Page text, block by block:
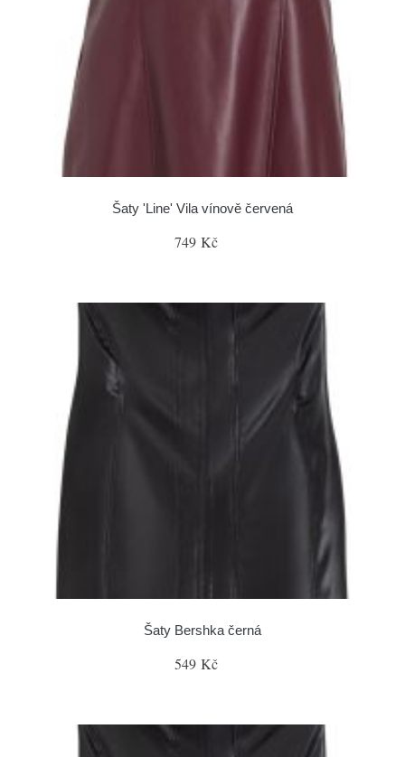
Šaty 'Line' Vila vínově červená
749 Kč
Šaty Bershka černá
549 Kč